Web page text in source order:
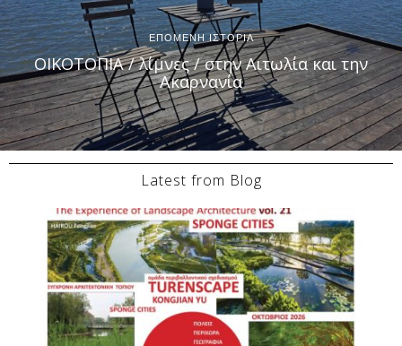
ΕΠΟΜΕΝΗ ΙΣΤΟΡΙΑ
ΟΙΚΟΤΟΠΙΑ / λίμνες / στην Αιτωλία και την
Ακαρνανία
Latest from Blog